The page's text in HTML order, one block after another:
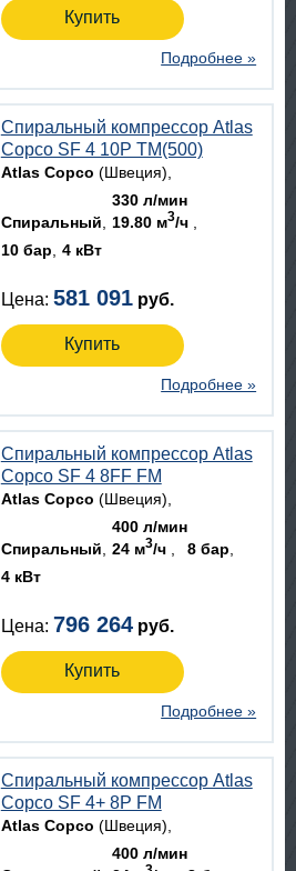
Купить
Подробнее »
Спиральный компрессор Atlas
Copco SF 4 10P TM(500)
Atlas Copco (Швеция)
Спиральный
330 л/мин
19.80 м3/ч
10 бар
4 кВт
Цена: 581 091 руб.
Купить
Подробнее »
Спиральный компрессор Atlas
Copco SF 4 8FF FM
Atlas Copco (Швеция)
Спиральный
400 л/мин
24 м3/ч
8 бар
4 кВт
Цена: 796 264 руб.
Купить
Подробнее »
Спиральный компрессор Atlas
Copco SF 4+ 8P FM
Atlas Copco (Швеция)
400 л/мин